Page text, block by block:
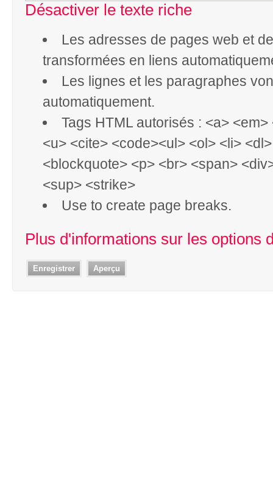
Désactiver le texte riche
Les adresses de pages web et
transformées en liens
Les lignes et les paragraphes
automatiquement.
Tags HTML autorisés : <a>
<u> <cite> <code><ul> <ol> <li>
<blockquote> <p> <br> <span>
<sup> <strike>
Use to create page breaks.
Plus d'informations sur les options